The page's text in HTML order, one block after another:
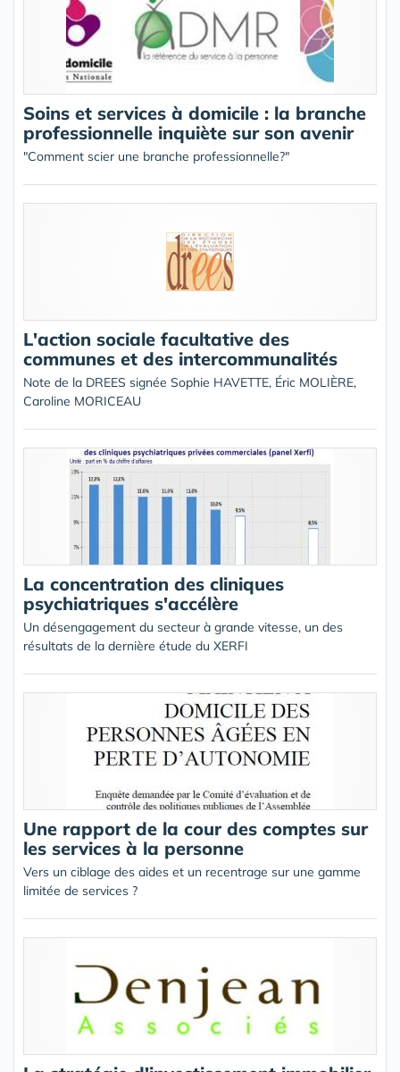
Soins et services à domicile : la branche
professionnelle inquiète sur son avenir
"Comment scier une branche professionnelle?"
L'action sociale facultative des
communes et des intercommunalités
Note de la DREES signée Sophie HAVETTE, Éric MOLIÈRE,
Caroline MORICEAU
La concentration des cliniques
psychiatriques s'accélère
Un désengagement du secteur à grande vitesse, un des
résultats de la dernière étude du XERFI
Une rapport de la cour des comptes sur
les services à la personne
Vers un ciblage des aides et un recentrage sur une gamme
limitée de services ?